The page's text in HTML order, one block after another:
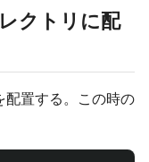
クトリに配
配置する。この時の